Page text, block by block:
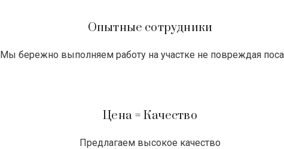
Опытные сотрудники
Мы бережно выполняем работу на участке не повреждая
Цена = Качество
Предлагаем высокое качество